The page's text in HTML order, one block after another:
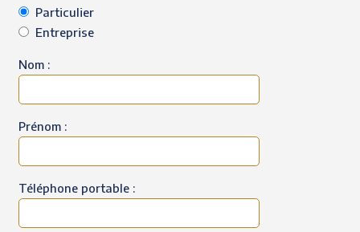
Particulier
Entreprise
Nom :
Prénom :
Téléphone portable :